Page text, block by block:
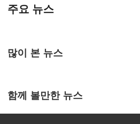
주요 뉴스
많이 본 뉴스
함께 볼만한 뉴스